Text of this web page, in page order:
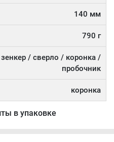
140 мм
790 г
зенкер / сверло / коронка /
пробочник
коронка
в упаковке